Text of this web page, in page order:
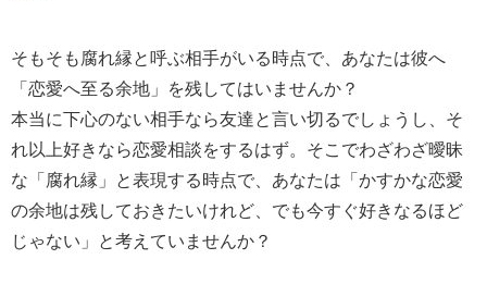
そもそも腐れ縁と呼ぶ相手がいる時点で、あなたは彼へ
「恋愛へ至る余地」を残してはいませんか？
本当に下心のない相手なら友達と言い切るでしょうし、そ
れ以上好きなら恋愛相談をするはず。そこでわざわざ曖昧
な「腐れ縁」と表現する時点で、あなたは「かすかな恋愛
の余地は残しておきたいけれど、でも今すぐ好きなるほど
じゃない」と考えていませんか？